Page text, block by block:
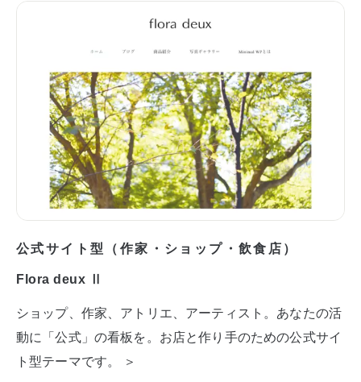
公式サイト型（作家・ショップ・飲食店）
Flora deux Ⅱ
ショップ、作家、アトリエ、アーティスト。あなたの活
動に「公式」の看板を。お店と作り手のための公式サイ
ト型テーマです。 ＞